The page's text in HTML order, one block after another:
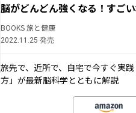
脳がどんどん強くなる！すご
BOOKS 旅と健康
2022.11.25 発売
旅先で、近所で、自宅で今すぐ実
方」が最新脳科学とともに解説